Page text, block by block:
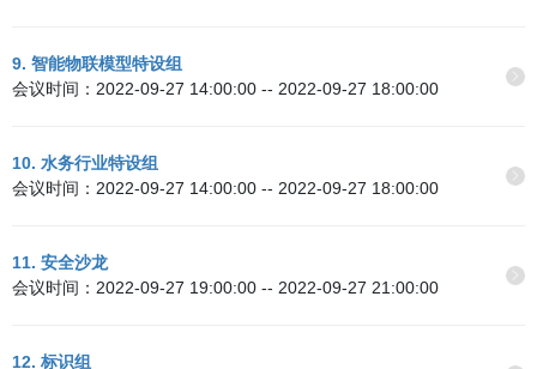
9. 智能物联模型特设组
会议时间：2022-09-27 14:00:00 -- 2022-09-27 18:00:00
10. 水务行业特设组
会议时间：2022-09-27 14:00:00 -- 2022-09-27 18:00:00
11. 安全沙龙
会议时间：2022-09-27 19:00:00 -- 2022-09-27 21:00:00
12. 标识组